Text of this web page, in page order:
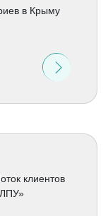
в Крыму
клиентов
ЛПУ»